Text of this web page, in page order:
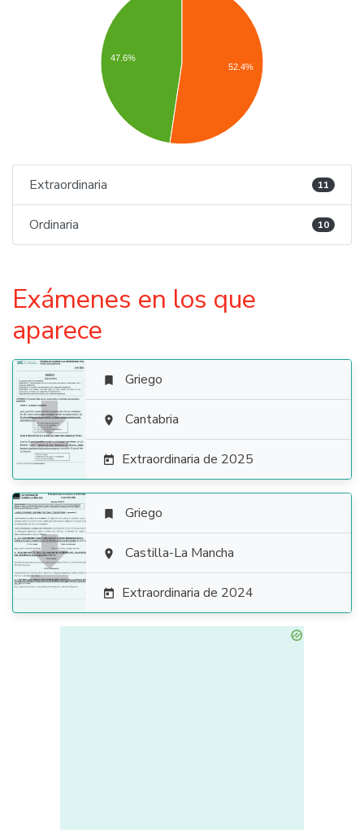
47.6%
52.4%
Extraordinaria 11
Ordinaria 10
Exámenes en los que
aparece

 Griego
 Cantabria
 Extraordinaria de 2025

 Griego
 Castilla-La Mancha
 Extraordinaria de 2024